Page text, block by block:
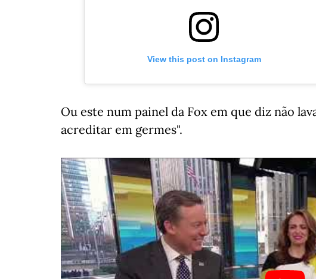
View this post on Instagram
Ou este num painel da Fox em que diz não
acreditar em germes".